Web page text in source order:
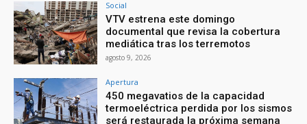
Social
VTV estrena este domingo
documental que revisa la cobertura
mediática tras los terremotos
agosto 9, 2026
Apertura
450 megavatios de la capacidad
termoeléctrica perdida por los sismos
será restaurada la próxima semana